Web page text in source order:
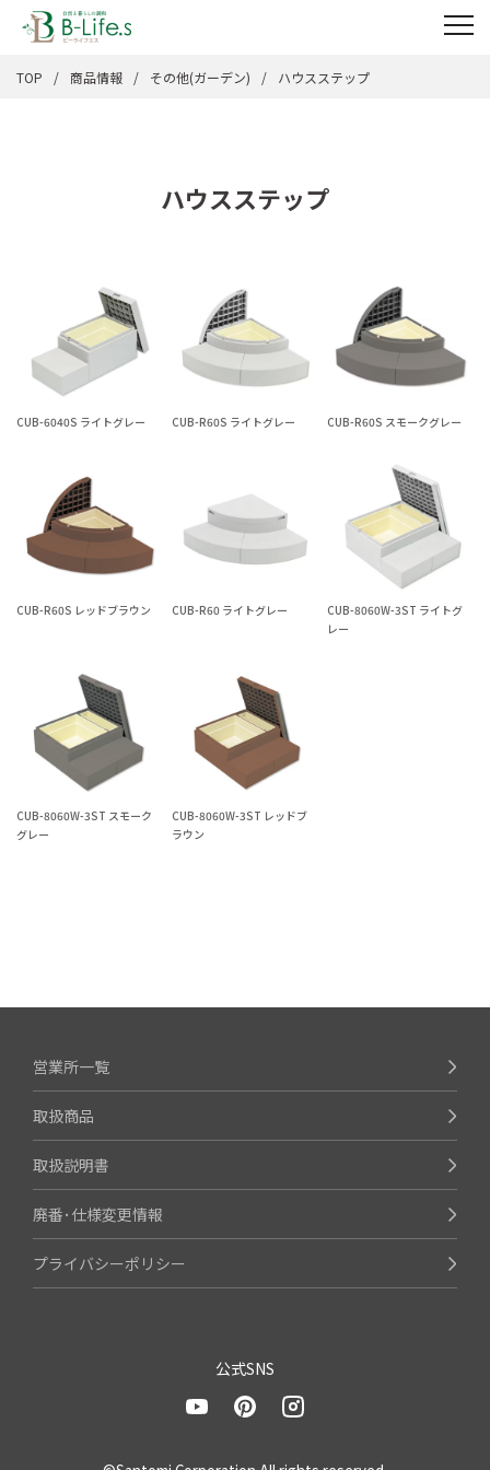
TOP 商品情報 その他(ガーデン) ハウスステップ
ハウスステップ
CUB-6040S ライトグレー CUB-R60S ライトグレー CUB-R60S スモークグレー
CUB-R60S レッドブラウン CUB-R60 ライトグレー
CUB-8060W-3ST ライトグ
レー
CUB-8060W-3ST スモーク
グレー
CUB-8060W-3ST レッドブ
ラウン
営業所一覧
取扱商品
取扱説明書
廃番･仕様変更情報
プライバシーポリシー
公式SNS